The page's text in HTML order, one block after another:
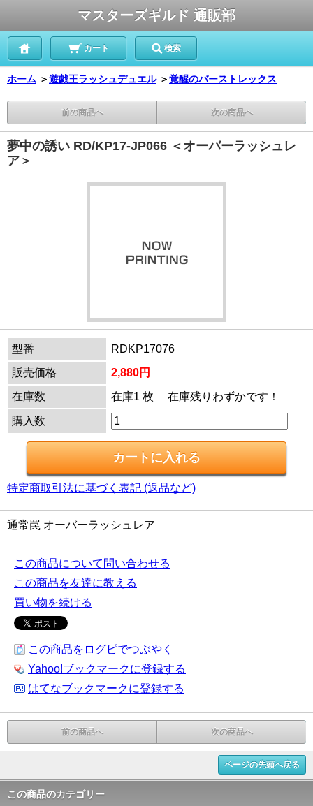
マスターズギルド 通販部
カート 検索
ホーム ＞遊戯王ラッシュデュエル ＞覚醒のバーストレックス
前の商品へ 次の商品へ
夢中の誘い RD/KP17-JP066 ＜オーバーラッシュレ
ア＞
型番
RDKP17076
販売価格
2,880円
在庫数
在庫1 枚 在庫残りわずかです！
購入数
特定商取引法に基づく表記 (返品など)
通常罠 オーバーラッシュレア
この商品について問い合わせる
この商品を友達に教える
買い物を続ける
この商品をログピでつぶやく
Yahoo!ブックマークに登録する
はてなブックマークに登録する
前の商品へ 次の商品へ
ページの先頭へ戻る
この商品のカテゴリー